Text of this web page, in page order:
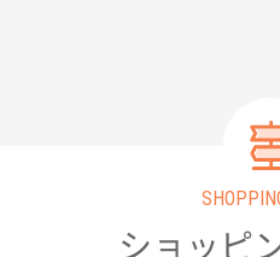
ショッピ